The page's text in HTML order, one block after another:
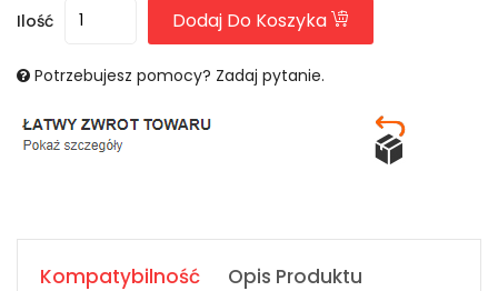
Ilość Dodaj Do Koszyka
Potrzebujesz pomocy? Zadaj pytanie.
Kompatybilność
Opis Produktu